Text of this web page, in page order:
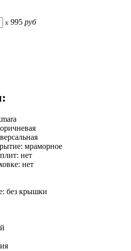
x 995 руб
мраморное
нет
нет
без крышки